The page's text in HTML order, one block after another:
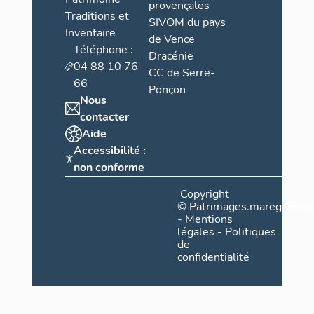
Traditions et
Inventaire
Téléphone :
04 88 10 76
66
Nous
contacter
Aide
Accessibilité :
non conforme
provençales
SIVOM du pays
de Vence
Dracénie
CC de Serre-
Ponçon
Copyright
©
- Mentions
légales - Politiques
de
confidentialité